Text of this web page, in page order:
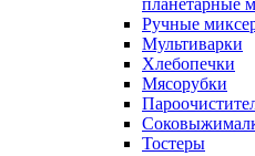
планетарные
Ручные
Мультиварки
Хлебопечки
Мясорубки
Тостеры